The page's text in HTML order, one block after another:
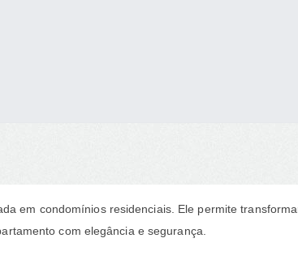
em condomínios residenciais. Ele permite
com elegância e segurança.